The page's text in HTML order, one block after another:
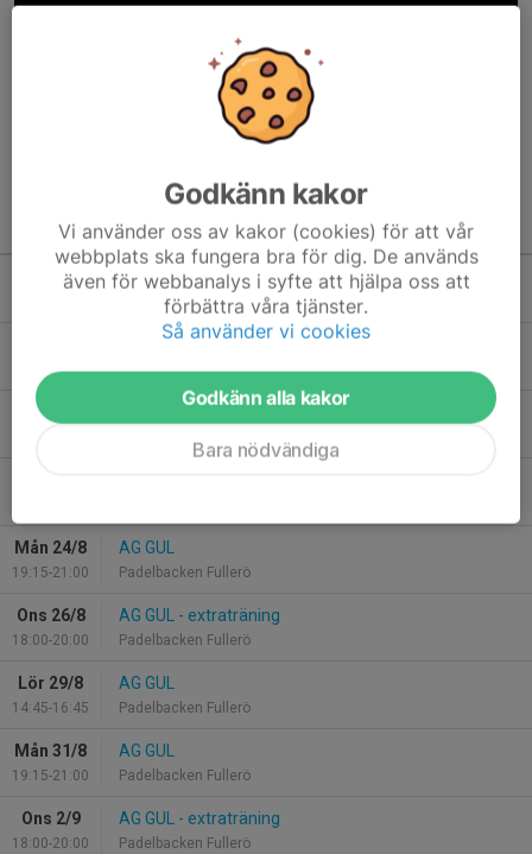
Kommande aktiviteter
Lör 15/8 AG GUL - terminsstart
Padelbacken Fullerö
19:15-21:00
AG GUL
Padelbacken Fullerö
Ons 19/8
Mån 24/8
19:15-21:00
AG GUL
Padelbacken Fullerö
Ons 26/8
18:00-20:00
AG GUL - extraträning
Padelbacken Fullerö
Lör 29/8
14:45-16:45
AG GUL
Padelbacken Fullerö
Mån 31/8
19:15-21:00
AG GUL
Padelbacken Fullerö
Ons 2/9
18:00-20:00
AG GUL - extraträning
Padelbacken Fullerö
Godkänn kakor
Vi använder oss av kakor (cookies) för att vår
webbplats ska fungera bra för dig. De används
även för webbanalys i syfte att hjälpa oss att
förbättra våra tjänster.
Så använder vi cookies
Godkänn alla kakor
Bara nödvändiga